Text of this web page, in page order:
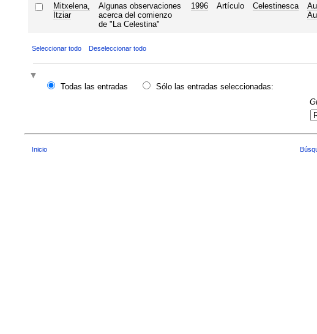
Mitxelena,
Itziar
Algunas observaciones
acerca del comienzo
de "La Celestina"
1996 Artículo Celestinesca
Seleccionar todo Deseleccionar todo
Todas las entradas
Sólo las entradas seleccionadas:
Inicio